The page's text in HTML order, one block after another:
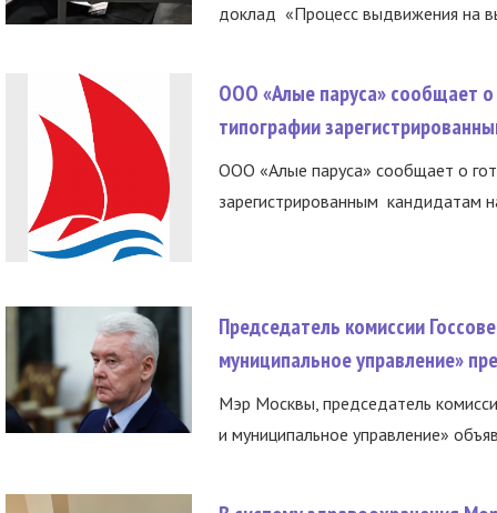
доклад «Процесс выдвижения на
ООО «Алые паруса» сообщает о
типографии
ООО «Алые паруса» сообщает о
зарегистрированным кандидатам
Председатель комиссии
муниципальное управление»
Мэр Москвы, председатель
и муниципальное управление»